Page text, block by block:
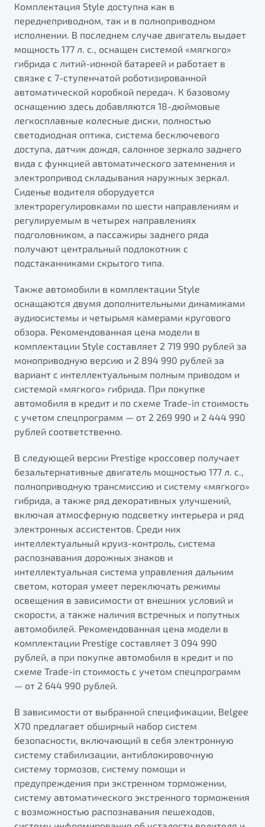
Комплектация Style доступна как в
переднеприводном, так и в полноприводном
исполнении. В последнем случае двигатель выдает
мощность 177 л. с., оснащен системой «мягкого»
гибрида с литий-ионной батареей и работает в
связке с 7-ступенчатой роботизированной
автоматической коробкой передач. К базовому
оснащению здесь добавляются 18-дюймовые
легкосплавные колесные диски, полностью
светодиодная оптика, система бесключевого
доступа, датчик дождя, салонное зеркало заднего
вида с функцией автоматического затемнения и
электропривод складывания наружных зеркал.
Сиденье водителя оборудуется
электрорегулировками по шести направлениям и
регулируемым в четырех направлениях
подголовником, а пассажиры заднего ряда
получают центральный подлокотник с
подстаканниками скрытого типа.
Также автомобили в комплектации Style
оснащаются двумя дополнительными динамиками
аудиосистемы и четырьмя камерами кругового
обзора. Рекомендованная цена модели в
комплектации Style составляет 2 719 990 рублей за
моноприводную версию и 2 894 990 рублей за
вариант с интеллектуальным полным приводом и
системой «мягкого» гибрида. При покупке
автомобиля в кредит и по схеме Trade-in стоимость
с учетом спецпрограмм — от 2 269 990 и 2 444 990
рублей соответственно.
В следующей версии Prestige кроссовер получает
безальтернативные двигатель мощностью 177 л. с.,
полноприводную трансмиссию и систему «мягкого»
гибрида, а также ряд декоративных улучшений,
включая атмосферную подсветку интерьера и ряд
электронных ассистентов. Среди них
интеллектуальный круиз-контроль, система
распознавания дорожных знаков и
интеллектуальная система управления дальним
светом, которая умеет переключать режимы
освещения в зависимости от внешних условий и
скорости, а также наличия встречных и попутных
автомобилей. Рекомендованная цена модели в
комплектации Prestige составляет 3 094 990
рублей, а при покупке автомобиля в кредит и по
схеме Trade-in стоимость с учетом спецпрограмм
— от 2 644 990 рублей.
В зависимости от выбранной спецификации, Belgee
X70 предлагает обширный набор систем
безопасности, включающий в себя электронную
систему стабилизации, антиблокировочную
систему тормозов, систему помощи и
предупреждения при экстренном торможении,
систему автоматического экстренного торможения
с возможностью распознавания пешеходов,